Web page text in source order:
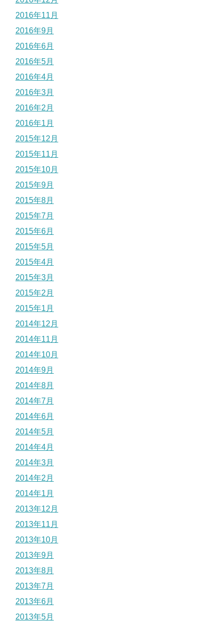
2016年11月
2016年9月
2016年6月
2016年5月
2016年4月
2016年3月
2016年2月
2016年1月
2015年12月
2015年11月
2015年10月
2015年9月
2015年8月
2015年7月
2015年6月
2015年5月
2015年4月
2015年3月
2015年2月
2015年1月
2014年12月
2014年11月
2014年10月
2014年9月
2014年8月
2014年7月
2014年6月
2014年5月
2014年4月
2014年3月
2014年2月
2014年1月
2013年12月
2013年11月
2013年10月
2013年9月
2013年8月
2013年7月
2013年6月
2013年5月